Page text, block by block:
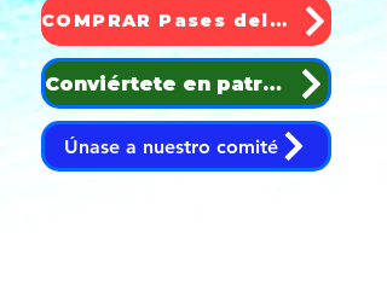
COMPRAR Pases del Festival
Conviértete en patrocinador
Únase a nuestro comité